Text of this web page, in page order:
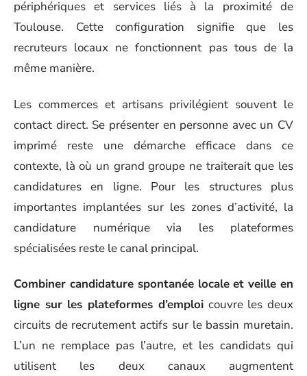
périphériques et services liés à la proximité de
Toulouse. Cette configuration signifie que les
recruteurs locaux ne fonctionnent pas tous de la
même manière.
Les commerces et artisans privilégient souvent le
contact direct. Se présenter en personne avec un CV
imprimé reste une démarche efficace dans ce
contexte, là où un grand groupe ne traiterait que les
candidatures en ligne. Pour les structures plus
importantes implantées sur les zones d’activité, la
candidature numérique via les plateformes
spécialisées reste le canal principal.
Combiner candidature spontanée locale et veille en
ligne sur les plateformes d’emploicouvre les deux
circuits de recrutement actifs sur le bassin muretain.
L’un ne remplace pas l’autre, et les candidats qui
utilisent les deux canaux augmentent